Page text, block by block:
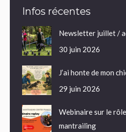
Infos récentes
Newsletter juillet /
30 juin 2026
J’ai honte de mon
29 juin 2026
Webinaire sur le
mantrailing